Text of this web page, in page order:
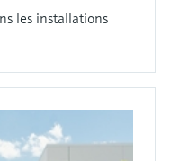
les installations